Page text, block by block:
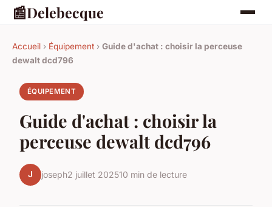
📰Delebecque
Accueil › Équipement › Guide d'achat : choisir la perceuse
dewalt dcd796
ÉQUIPEMENT
Guide d'achat : choisir la
perceuse dewalt dcd796
J joseph2 juillet 202510 min de lecture